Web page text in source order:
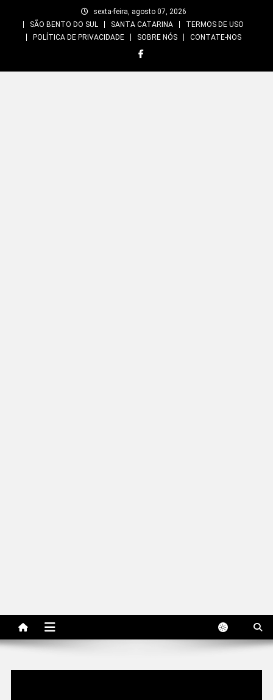
sexta-feira, agosto 07, 2026
SÃO BENTO DO SUL
SANTA CATARINA
TERMOS DE USO
POLÍTICA DE PRIVACIDADE
SOBRE NÓS CONTATE-NOS